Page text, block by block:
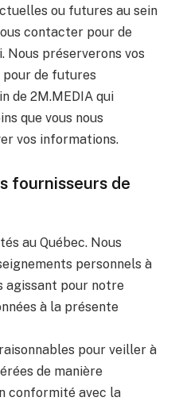
ou futures au sein
contacter pour de
Nous préserverons vos
pour de futures
de 2M.MEDIA qui
que vous nous
vos informations.
fournisseurs de
au Québec. Nous
personnels à
agissant pour notre
à la présente
pour veiller à
de manière
conformité avec la